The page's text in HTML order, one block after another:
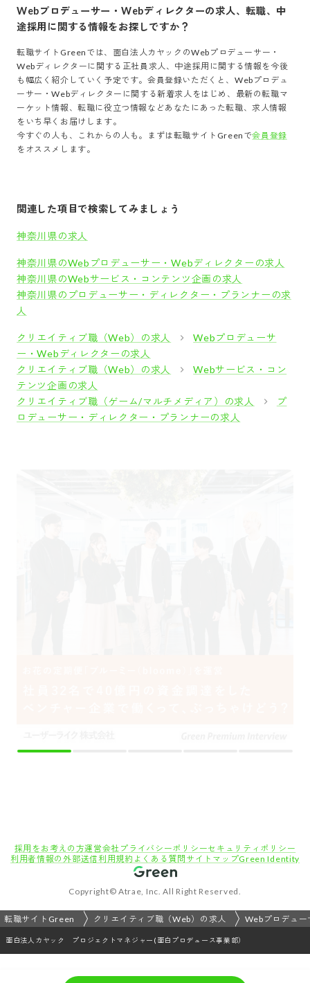
Webプロデューサー・Webディレクターの求人、転職、中
途採用に関する情報をお探しですか？
転職サイトGreenでは、 面白法人カヤック のWebプロデューサー・
Webディレクター に関する正社員求人、中途採用に関する情報を今後
も幅広く紹介していく予定です。会員登録いただくと、Webプロデュ
ーサー・Webディレクター に関する新着求人をはじめ、最新の転職マ
ーケット情報、転職に役立つ情報などあなたにあった転職、求人情報
をいち早くお届けします。
今すぐの人も、これからの人も。まずは転職サイトGreenで会員登録
をオススメします。
関連した項目で検索してみましょう
神奈川県の求人
神奈川県のWebプロデューサー・Webディレクターの求人
神奈川県のWebサービス・コンテンツ企画の求人
神奈川県のプロデューサー・ディレクター・プランナーの求
人
クリエイティブ職（Web）の求人
Webプロデューサ
ー・Webディレクターの求人
クリエイティブ職（Web）の求人
Webサービス・コン
テンツ企画の求人
クリエイティブ職（ゲーム/マルチメディア）の求人
プ
ロデューサー・ディレクター・プランナーの求人